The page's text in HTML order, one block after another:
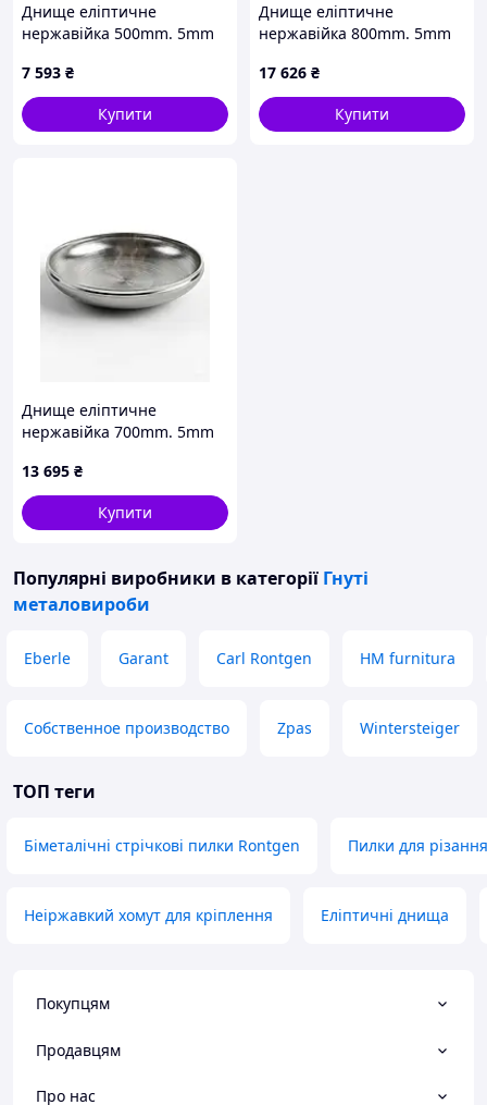
Днище еліптичне
нержавійка 500mm. 5mm
7 593 ₴
Купити
Днище еліптичне
нержавійка 800mm. 5mm
17 626 ₴
Купити
Днище еліптичне
нержавійка 700mm. 5mm
13 695 ₴
Купити
Популярні виробники в категорії Гнуті
металовироби
Eberle Garant Carl Rontgen HM furnitura
Собственное производство Zpas Wintersteiger
ТОП теги
Біметалічні стрічкові пилки Rontgen Пилки для
Неіржавкий хомут для кріплення Еліптичні днища
Покупцям
Продавцям
Про нас